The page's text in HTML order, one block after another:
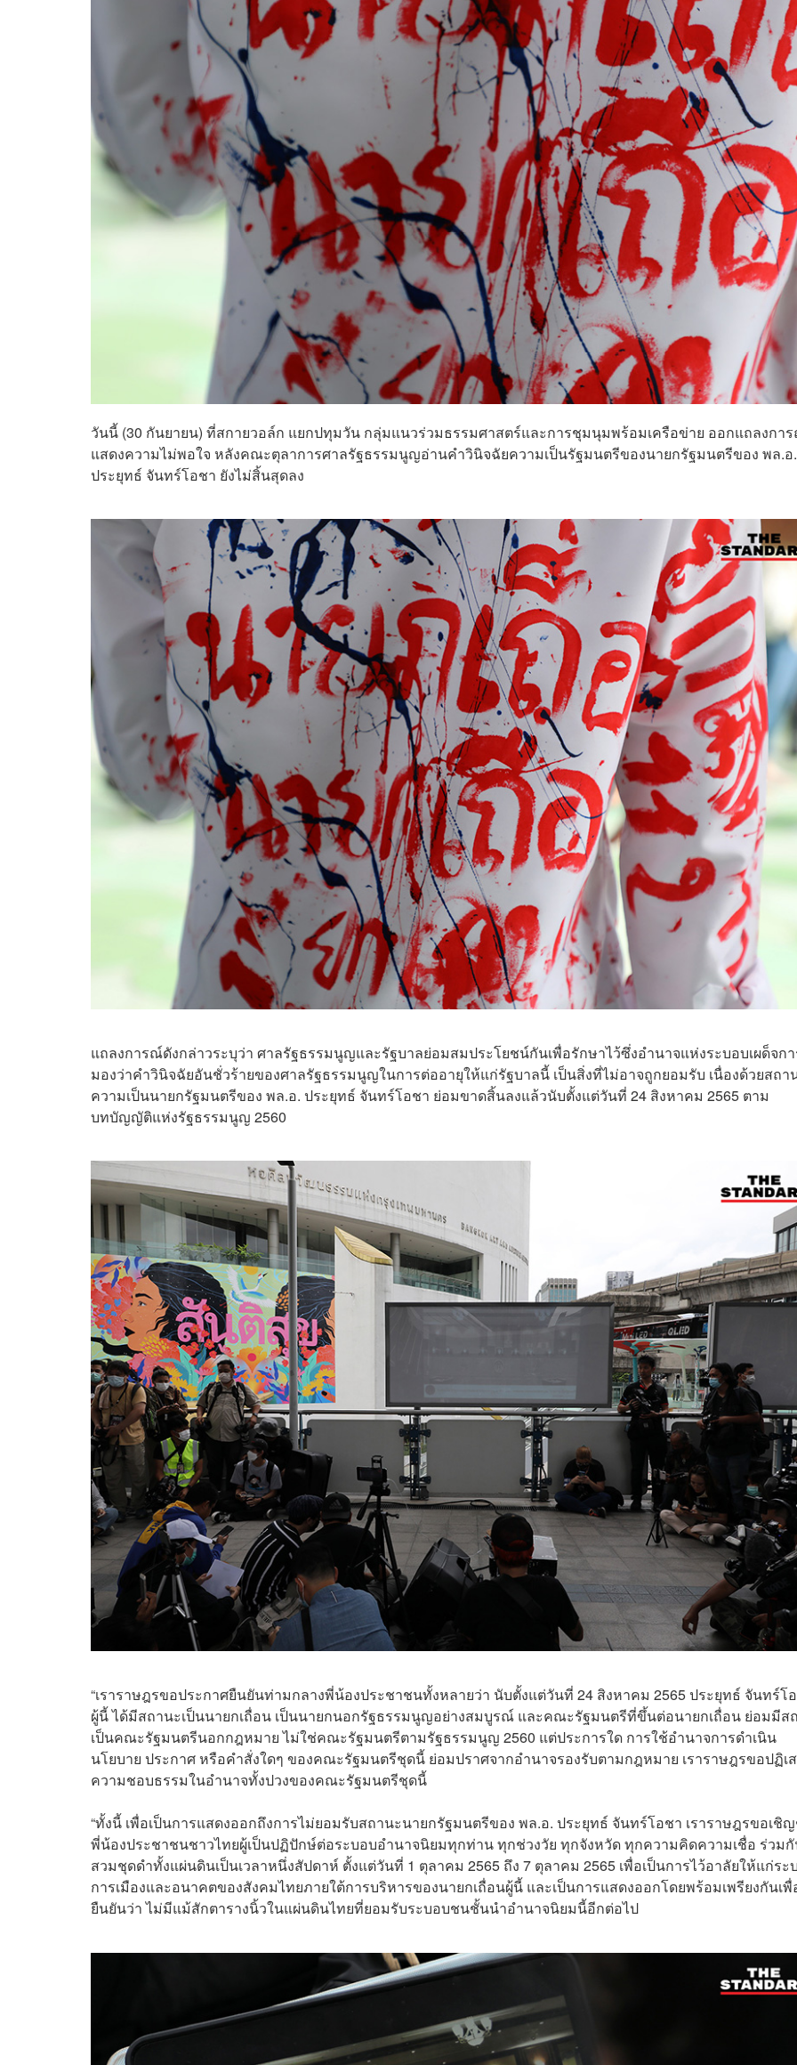
วันนี้ (30 กันยายน) ที่สกายวอล์ก แยกปทุมวัน กลุ่มแนวร่วมธรรมศาสตร์และการชุมนุมพร้อมเครือข่าย ออกแถลงกา
แสดงความไม่พอใจ หลังคณะตุลาการศาลรัฐธรรมนูญอ่านคำวินิจฉัยความเป็นรัฐมนตรีของนายกรัฐมนตรีของ พล.อ.
ประยุทธ์ จันทร์โอชา ยังไม่สิ้นสุดลง
แถลงการณ์ดังกล่าวระบุว่า ศาลรัฐธรรมนูญและรัฐบาลย่อมสมประโยชน์กันเพื่อรักษาไว้ซึ่งอำนาจแห่งระบอบเผด็จก
มองว่าคำวินิจฉัยอันชั่วร้ายของศาลรัฐธรรมนูญในการต่ออายุให้แก่รัฐบาลนี้ เป็นสิ่งที่ไม่อาจถูกยอมรับ เนื่องด้วยสถา
ความเป็นนายกรัฐมนตรีของ พล.อ. ประยุทธ์ จันทร์โอชา ย่อมขาดสิ้นลงแล้วนับตั้งแต่วันที่ 24 สิงหาคม 2565 ตาม
บทบัญญัติแห่งรัฐธรรมนูญ 2560
“เราราษฎรขอประกาศยืนยันท่ามกลางพี่น้องประชาชนทั้งหลายว่า นับตั้งแต่วันที่ 24 สิงหาคม 2565 ประยุทธ์ จันทร์โ
ผู้นี้ ได้มีสถานะเป็นนายกเถื่อน เป็นนายกนอกรัฐธรรมนูญอย่างสมบูรณ์ และคณะรัฐมนตรีที่ขึ้นต่อนายกเถื่อน ย่อมมีส
เป็นคณะรัฐมนตรีนอกกฎหมาย ไม่ใช่คณะรัฐมนตรีตามรัฐธรรมนูญ 2560 แต่ประการใด การใช้อำนาจการดำเนิน
นโยบาย ประกาศ หรือคำสั่งใดๆ ของคณะรัฐมนตรีชุดนี้ ย่อมปราศจากอำนาจรองรับตามกฎหมาย เราราษฎรขอปฏิเ
ความชอบธรรมในอำนาจทั้งปวงของคณะรัฐมนตรีชุดนี้
“ทั้งนี้ เพื่อเป็นการแสดงออกถึงการไม่ยอมรับสถานะนายกรัฐมนตรีของ พล.อ. ประยุทธ์ จันทร์โอชา เราราษฎรขอเชิ
พี่น้องประชาชนชาวไทยผู้เป็นปฏิปักษ์ต่อระบอบอำนาจนิยมทุกท่าน ทุกช่วงวัย ทุกจังหวัด ทุกความคิดความเชื่อ ร่วม
สวมชุดดำทั้งแผ่นดินเป็นเวลาหนึ่งสัปดาห์ ตั้งแต่วันที่ 1 ตุลาคม 2565 ถึง 7 ตุลาคม 2565 เพื่อเป็นการไว้อาลัยให้แก่ระ
การเมืองและอนาคตของสังคมไทยภายใต้การบริหารของนายกเถื่อนผู้นี้ และเป็นการแสดงออกโดยพร้อมเพรียงกันเพื่
ยืนยันว่า ไม่มีแม้สักตารางนิ้วในแผ่นดินไทยที่ยอมรับระบอบชนชั้นนำอำนาจนิยมนี้อีกต่อไป